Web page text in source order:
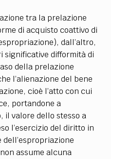
tra la prelazione
di acquisto coattivo di
dall’altro,
significative difformità di
della prelazione
l’alienazione del bene
cioè l’atto con cui
portandone a
il valore dello stesso a
l’esercizio del diritto in
assume alcuna